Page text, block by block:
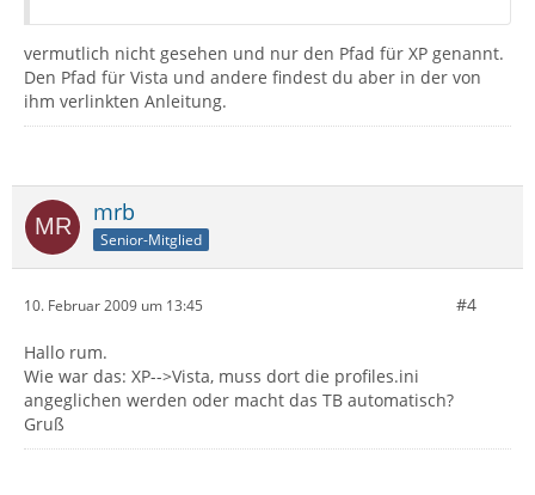
vermutlich nicht gesehen und nur den Pfad für XP genannt.
Den Pfad für Vista und andere findest du aber in der von
ihm verlinkten Anleitung.
mrb
Senior-Mitglied
10. Februar 2009 um 13:45 #4
Hallo rum.
Wie war das: XP-->Vista, muss dort die profiles.ini
angeglichen werden oder macht das TB automatisch?
Gruß